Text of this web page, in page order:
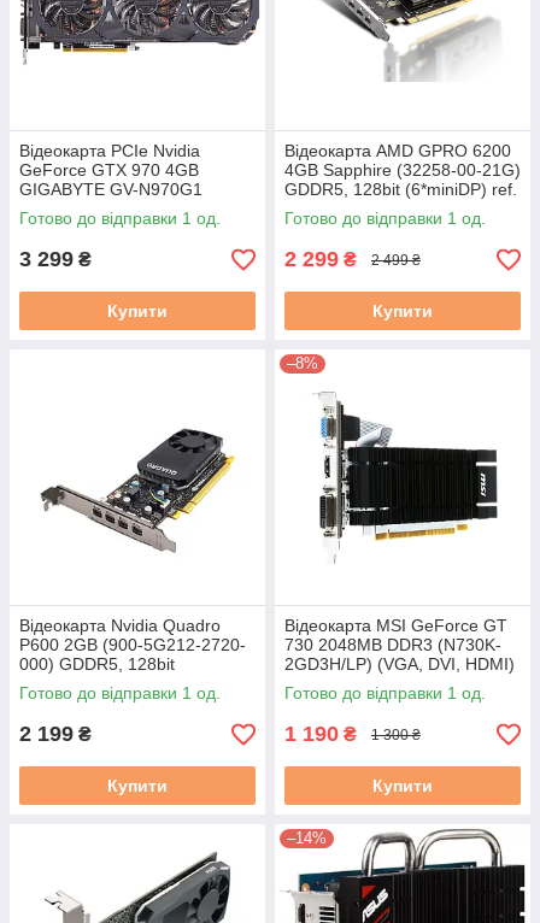
Відеокарта PCIe Nvidia
GeForce GTX 970 4GB
GIGABYTE GV-N970G1
GAMING-4GD (DVI-I / DVI-D /
HDMI / DP*3) бу
Готово до відправки 1 од.
3 299 ₴
Купити
Відеокарта AMD GPRO 6200
4GB Sapphire (32258-00-21G)
GDDR5, 128bit (6*miniDP) ref.
Готово до відправки 1 од.
2 299 ₴ 2 499 ₴
Купити
Відеокарта Nvidia Quadro
P600 2GB (900-5G212-2720-
000) GDDR5, 128bit
(4*miniDP) б/в
Готово до відправки 1 од.
2 199 ₴
Купити
–8%
Відеокарта MSI GeForce GT
730 2048MB DDR3 (N730K-
2GD3H/LP) (VGA, DVI, HDMI)
бу
Готово до відправки 1 од.
1 190 ₴ 1 300 ₴
Купити
–14%